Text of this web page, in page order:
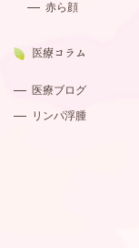
赤ら顔
医療コラム
医療ブログ
リンパ浮腫